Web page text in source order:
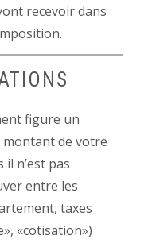
recevoir dans
figure un
de votre
n’est pas
entre les
taxes
«cotisation»)